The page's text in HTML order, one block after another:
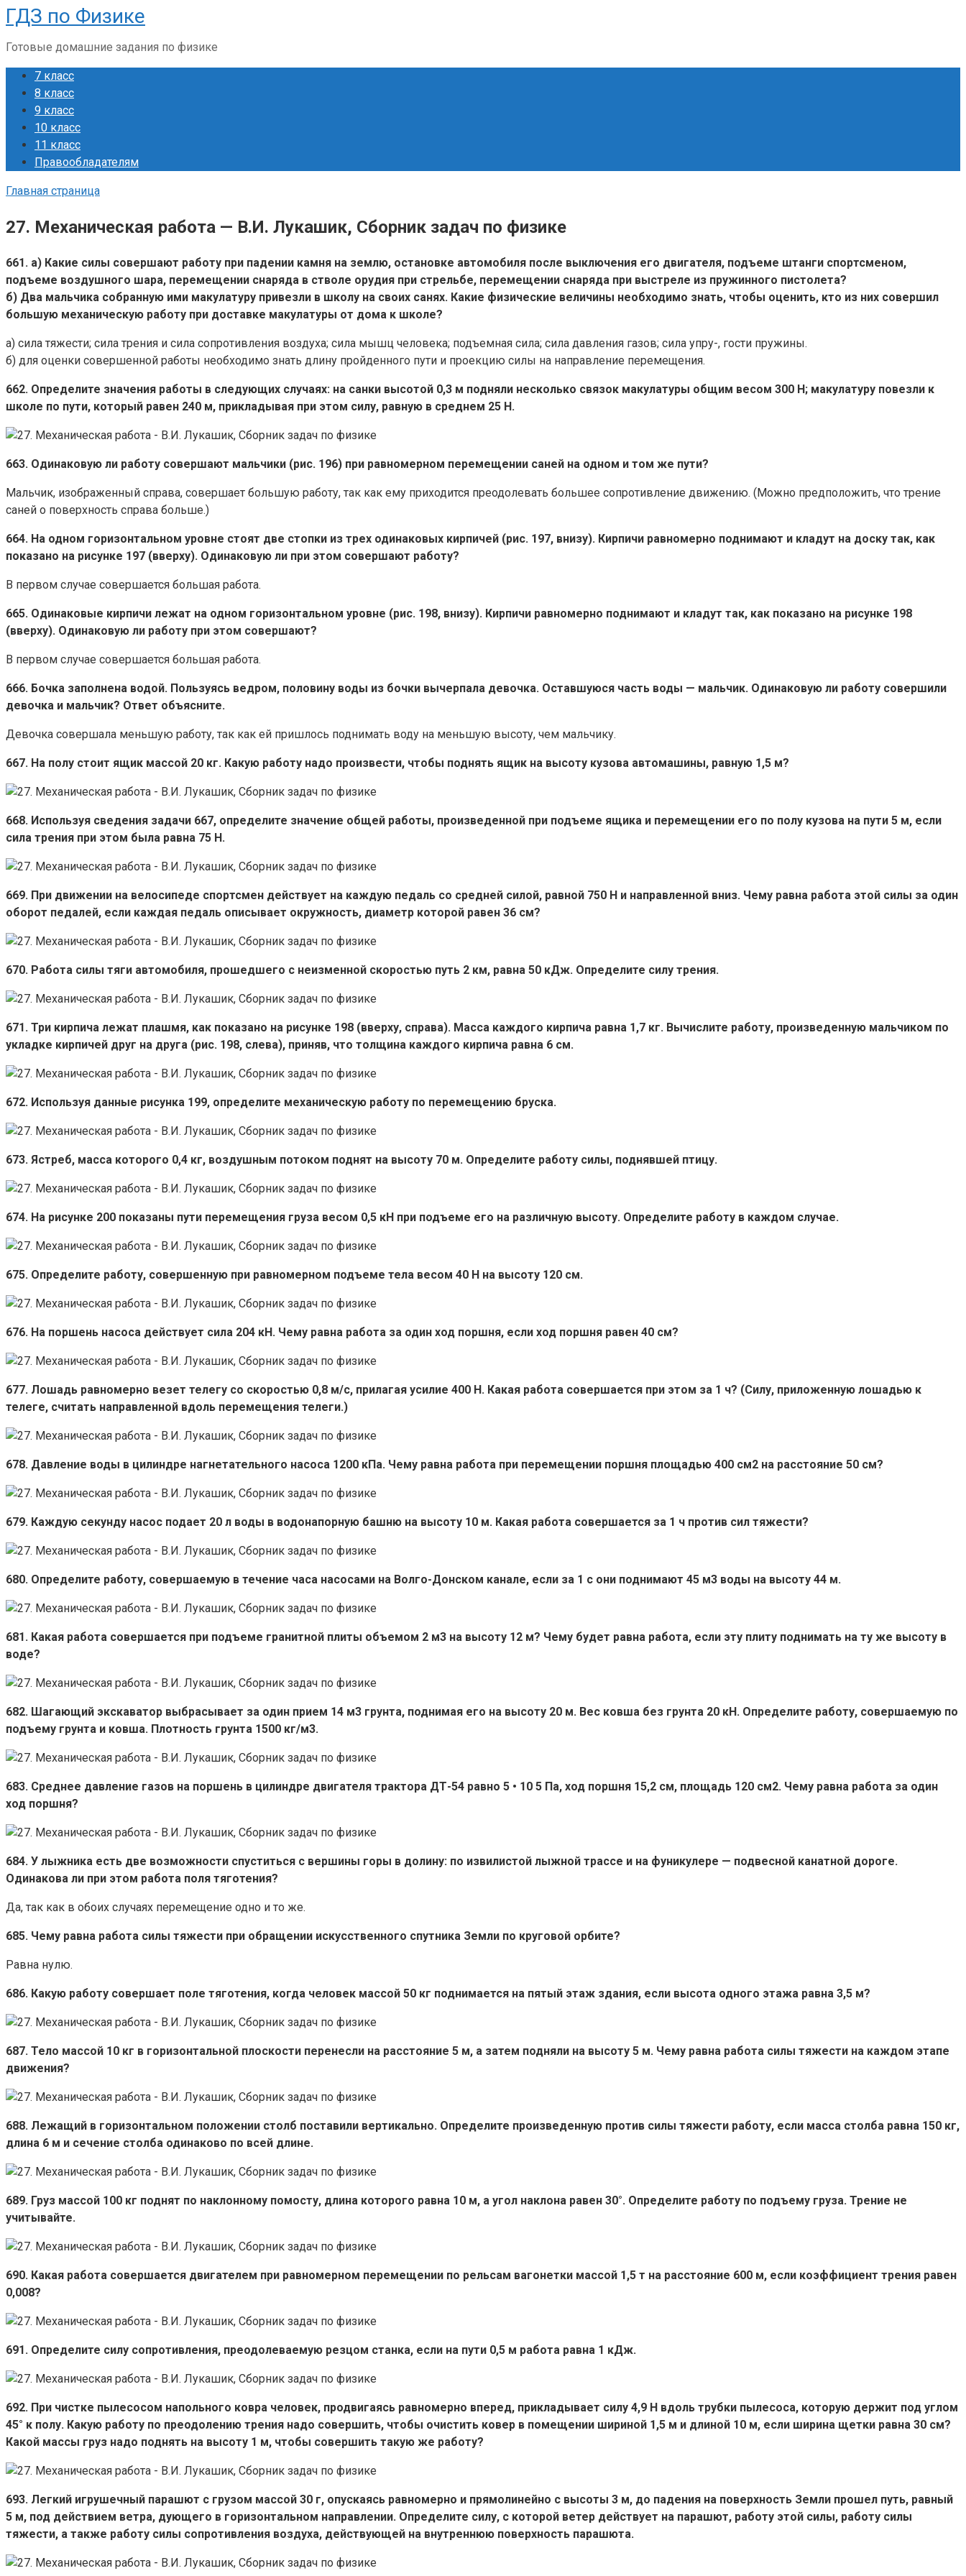
Перейти
к
контенту
ГДЗ по Физике
Готовые домашние задания по физике
7 класс
8 класс
9 класс
10 класс
11 класс
Правообладателям
Главная страница
27. Механическая работа — В.И. Лукашик, Сборник задач по физике
661. а) Какие силы совершают работу при падении камня на землю, остановке автомобиля после выключения его двигателя, подъеме штанги спортсменом,
подъеме воздушного шара, перемещении снаряда в стволе орудия при стрельбе, перемещении снаряда при выстреле из пружинного пистолета?
б) Два мальчика собранную ими макулатуру привезли в школу на своих санях. Какие физические величины необходимо знать, чтобы оценить, кто из них совершил
большую механическую работу при доставке макулатуры от дома к школе?
а) сила тяжести; сила трения и сила сопротивления воздуха; сила мышц человека; подъемная сила; сила давления газов; сила упру-, гости пружины.
б) для оценки совершенной работы необходимо знать длину пройденного пути и проекцию силы на направление перемещения.
662. Определите значения работы в следующих случаях: на санки высотой 0,3 м подняли несколько связок макулатуры общим весом 300 Н; макулатуру повезли к
школе по пути, который равен 240 м, прикладывая при этом силу, равную в среднем 25 Н.
663. Одинаковую ли работу совершают мальчики (рис. 196) при равномерном перемещении саней на одном и том же пути?
Мальчик, изображенный справа, совершает большую работу, так как ему приходится преодолевать большее сопротивление движению. (Можно предположить, что трение
саней о поверхность справа больше.)
664. На одном горизонтальном уровне стоят две стопки из трех одинаковых кирпичей (рис. 197, внизу). Кирпичи равномерно поднимают и кладут на доску так, как
показано на рисунке 197 (вверху). Одинаковую ли при этом совершают работу?
В первом случае совершается большая работа.
665. Одинаковые кирпичи лежат на одном горизонтальном уровне (рис. 198, внизу). Кирпичи равномерно поднимают и кладут так, как показано на рисунке 198
(вверху). Одинаковую ли работу при этом совершают?
В первом случае совершается большая работа.
666. Бочка заполнена водой. Пользуясь ведром, половину воды из бочки вычерпала девочка. Оставшуюся часть воды — мальчик. Одинаковую ли работу совершили
девочка и мальчик? Ответ объясните.
Девочка совершала меньшую работу, так как ей пришлось поднимать воду на меньшую высоту, чем мальчику.
667. На полу стоит ящик массой 20 кг. Какую работу надо произвести, чтобы поднять ящик на высоту кузова автомашины, равную 1,5 м?
668. Используя сведения задачи 667, определите значение общей работы, произведенной при подъеме ящика и перемещении его по полу кузова на пути 5 м, если
сила трения при этом была равна 75 Н.
669. При движении на велосипеде спортсмен действует на каждую педаль со средней силой, равной 750 Н и направленной вниз. Чему равна работа этой силы за один
оборот педалей, если каждая педаль описывает окружность, диаметр которой равен 36 см?
670. Работа силы тяги автомобиля, прошедшего с неизменной скоростью путь 2 км, равна 50 кДж. Определите силу трения.
671. Три кирпича лежат плашмя, как показано на рисунке 198 (вверху, справа). Масса каждого кирпича равна 1,7 кг. Вычислите работу, произведенную мальчиком по
укладке кирпичей друг на друга (рис. 198, слева), приняв, что толщина каждого кирпича равна 6 см.
672. Используя данные рисунка 199, определите механическую работу по перемещению бруска.
673. Ястреб, масса которого 0,4 кг, воздушным потоком поднят на высоту 70 м. Определите работу силы, поднявшей птицу.
674. На рисунке 200 показаны пути перемещения груза весом 0,5 кН при подъеме его на различную высоту. Определите работу в каждом случае.
675. Определите работу, совершенную при равномерном подъеме тела весом 40 Н на высоту 120 см.
676. На поршень насоса действует сила 204 кН. Чему равна работа за один ход поршня, если ход поршня равен 40 см?
677. Лошадь равномерно везет телегу со скоростью 0,8 м/с, прилагая усилие 400 Н. Какая работа совершается при этом за 1 ч? (Силу, приложенную лошадью к
телеге, считать направленной вдоль перемещения телеги.)
678. Давление воды в цилиндре нагнетательного насоса 1200 кПа. Чему равна работа при перемещении поршня площадью 400 см2 на расстояние 50 см?
679. Каждую секунду насос подает 20 л воды в водонапорную башню на высоту 10 м. Какая работа совершается за 1 ч против сил тяжести?
680. Определите работу, совершаемую в течение часа насосами на Волго-Донском канале, если за 1 с они поднимают 45 м3 воды на высоту 44 м.
681. Какая работа совершается при подъеме гранитной плиты объемом 2 м3 на высоту 12 м? Чему будет равна работа, если эту плиту поднимать на ту же высоту в
воде?
682. Шагающий экскаватор выбрасывает за один прием 14 м3 грунта, поднимая его на высоту 20 м. Вес ковша без грунта 20 кН. Определите работу, совершаемую по
подъему грунта и ковша. Плотность грунта 1500 кг/м3.
683. Среднее давление газов на поршень в цилиндре двигателя трактора ДТ-54 равно 5 • 10 5 Па, ход поршня 15,2 см, площадь 120 см2. Чему равна работа за один
ход поршня?
684. У лыжника есть две возможности спуститься с вершины горы в долину: по извилистой лыжной трассе и на фуникулере — подвесной канатной дороге.
Одинакова ли при этом работа поля тяготения?
Да, так как в обоих случаях перемещение одно и то же.
685. Чему равна работа силы тяжести при обращении искусственного спутника Земли по круговой орбите?
Равна нулю.
686. Какую работу совершает поле тяготения, когда человек массой 50 кг поднимается на пятый этаж здания, если высота одного этажа равна 3,5 м?
687. Тело массой 10 кг в горизонтальной плоскости перенесли на расстояние 5 м, а затем подняли на высоту 5 м. Чему равна работа силы тяжести на каждом этапе
движения?
688. Лежащий в горизонтальном положении столб поставили вертикально. Определите произведенную против силы тяжести работу, если масса столба равна 150 кг,
длина 6 м и сечение столба одинаково по всей длине.
689. Груз массой 100 кг поднят по наклонному помосту, длина которого равна 10 м, а угол наклона равен 30°. Определите работу по подъему груза. Трение не
учитывайте.
690. Какая работа совершается двигателем при равномерном перемещении по рельсам вагонетки массой 1,5 т на расстояние 600 м, если коэффициент трения равен
0,008?
691. Определите силу сопротивления, преодолеваемую резцом станка, если на пути 0,5 м работа равна 1 кДж.
692. При чистке пылесосом напольного ковра человек, продвигаясь равномерно вперед, прикладывает силу 4,9 Н вдоль трубки пылесоса, которую держит под углом
45° к полу. Какую работу по преодолению трения надо совершить, чтобы очистить ковер в помещении шириной 1,5 м и длиной 10 м, если ширина щетки равна 30 см?
Какой массы груз надо поднять на высоту 1 м, чтобы совершить такую же работу?
693. Легкий игрушечный парашют с грузом массой 30 г, опускаясь равномерно и прямолинейно с высоты 3 м, до падения на поверхность Земли прошел путь, равный
5 м, под действием ветра, дующего в горизонтальном направлении. Определите силу, с которой ветер действует на парашют, работу этой силы, работу силы
тяжести, а также работу силы сопротивления воздуха, действующей на внутреннюю поверхность парашюта.